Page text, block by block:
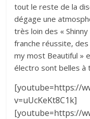
tout le reste de la
dégage une
très loin des «
franche réussite,
my most Beautiful »
électro sont belles à
[youtube=https://
v=uUcKeKt8C1k]
[youtube=https://